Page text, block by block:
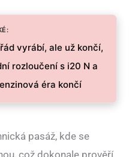
vyrábí, ale už končí,
rozloučení s i20 N a
éra končí
pasáž, kde se